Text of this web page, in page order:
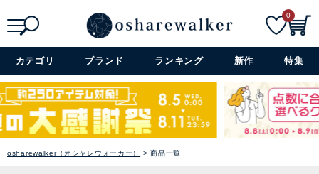
詳細検索+
0
カテゴリ ブランド ランキング 新作 特集
osharewalker（オシャレウォーカー） 商品一覧